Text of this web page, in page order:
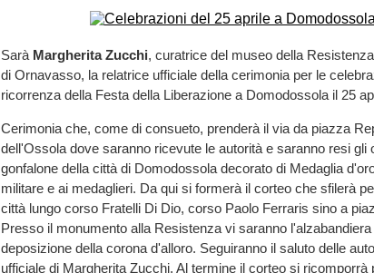
Sarà Margherita Zucchi, curatrice del museo della
di Ornavasso, la relatrice ufficiale della cerimonia per le
ricorrenza della Festa della Liberazione a Domodossola il 25
Cerimonia che, come di consueto, prenderà il via da piazza
dell'Ossola dove saranno ricevute le autorità e saranno resi gli
gonfalone della città di Domodossola decorato di Medaglia
militare e ai medaglieri. Da qui si formerà il corteo che sfilerà
città lungo corso Fratelli Di Dio, corso Paolo Ferraris sino a
Presso il monumento alla Resistenza vi saranno l'alzabandiera
deposizione della corona d'alloro. Seguiranno il saluto delle
ufficiale di Margherita Zucchi. Al termine il corteo si ricomporrà